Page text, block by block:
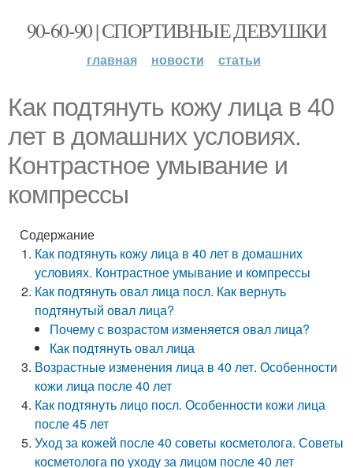
90-60-90 | СПОРТИВНЫЕ ДЕВУШКИ
главная новости статьи
Как подтянуть кожу лица в 40
лет в домашних условиях.
Контрастное умывание и
компрессы
Содержание
Как подтянуть кожу лица в 40 лет в домашних
условиях. Контрастное умывание и компрессы
Как подтянуть овал лица посл. Как вернуть
подтянутый овал лица?
Почему с возрастом изменяется овал лица?
Как подтянуть овал лица
Возрастные изменения лица в 40 лет. Особенности
кожи лица после 40 лет
Как подтянуть лицо посл. Особенности кожи лица
после 45 лет
Уход за кожей после 40 советы косметолога. Советы
косметолога по уходу за лицом после 40 лет